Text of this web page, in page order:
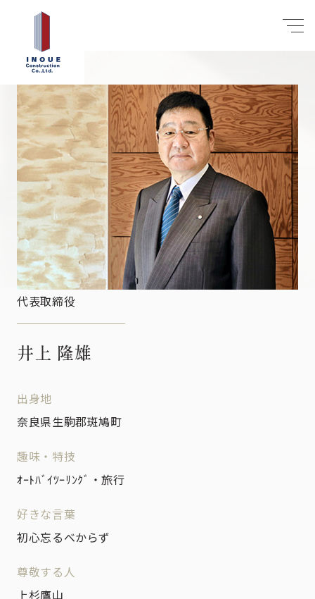
代表取締役
井上 隆雄
出身地
奈良県生駒郡斑鳩町
趣味・特技
ｵｰﾄﾊﾞｲﾂｰﾘﾝｸﾞ・旅行
好きな言葉
初心忘るべからず
尊敬する人
上杉鷹山